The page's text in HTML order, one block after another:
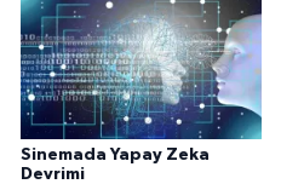
Sinemada Yapay Zeka
Devrimi